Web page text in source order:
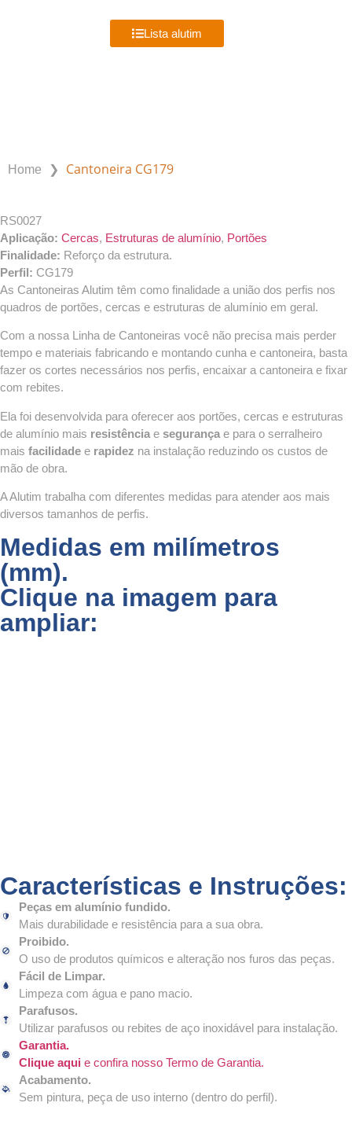
Lista alutim
Home ❯ Cantoneira CG179
RS0027
Aplicação: Cercas, Estruturas de alumínio, Portões
Finalidade: Reforço da estrutura.
Perfil: CG179
As Cantoneiras Alutim têm como finalidade a união dos perfis nos
quadros de portões, cercas e estruturas de alumínio em geral.
Com a nossa Linha de Cantoneiras você não precisa mais perder
tempo e materiais fabricando e montando cunha e cantoneira, basta
fazer os cortes necessários nos perfis, encaixar a cantoneira e fixar
com rebites.
Ela foi desenvolvida para oferecer aos portões, cercas e estruturas
de alumínio mais resistência e segurança e para o serralheiro
mais facilidade e rapidez na instalação reduzindo os custos de
mão de obra.
A Alutim trabalha com diferentes medidas para atender aos mais
diversos tamanhos de perfis.
Medidas em milímetros
(mm).
Clique na imagem para
ampliar:
Características e Instruções:
Peças em alumínio fundido.
Mais durabilidade e resistência para a sua obra.
Proibido.
O uso de produtos químicos e alteração nos furos das peças.
Fácil de Limpar.
Limpeza com água e pano macio.
Parafusos.
Utilizar parafusos ou rebites de aço inoxidável para instalação.
Garantia.
Clique aqui e confira nosso Termo de Garantia.
Acabamento.
Sem pintura, peça de uso interno (dentro do perfil).